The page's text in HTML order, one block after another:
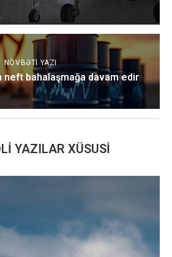
NÖVBƏTI YAZI
neft bahalaşmağa davam edir
YAZILAR XÜSUSI